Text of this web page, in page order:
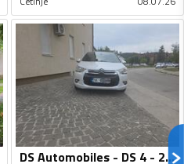
DS Automobiles - DS 4 - 2.0 HDI